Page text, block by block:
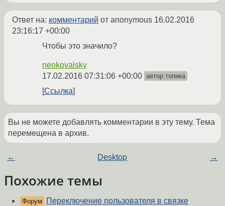
Ответ на: комментарий от anonymous 16.02.2016
23:16:17 +00:00
Чтобы это значило?
neokovalsky
17.02.2016 07:31:06 +00:00 автор топика
Ссылка
Вы не можете добавлять комментарии в эту тему. Тема
перемещена в архив.
← Desktop →
Похожие темы
Форум
Переключение пользователя в связке